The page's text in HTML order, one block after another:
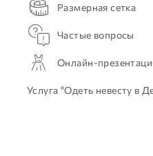
Размерная сетка
Частые вопросы
Онлайн-
Услуга "Одеть невесту в